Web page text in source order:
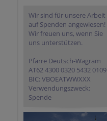
Wir sind für unsere Arbeit
auf Spenden angewiesen!
Wir freuen uns, wenn Sie
uns unterstützen.
Pfarre Deutsch-Wagram
AT62 4300 0320 5432 0109
BIC: VBOEATWWXXX
Verwendungszweck:
Spende